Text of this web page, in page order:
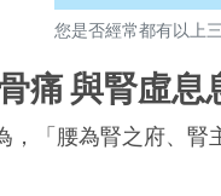
您是否經常都有以上
痛 與腎虛息
，「腰為腎之府、